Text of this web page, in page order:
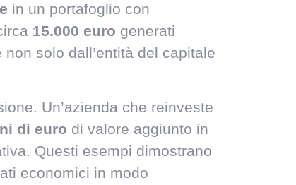
in un portafoglio con
15.000 euro generati
solo dall’entità del capitale
Un’azienda che reinveste
di euro di valore aggiunto in
Questi esempi dimostrano
economici in modo